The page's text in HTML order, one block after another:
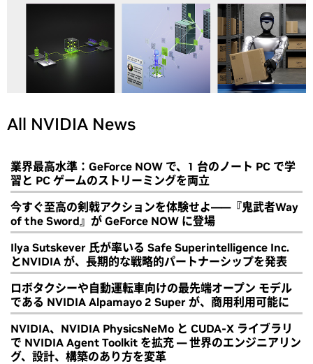
All NVIDIA News
業界最高水準：GeForce NOW で、1 台のノート PC で学
習と PC ゲームのストリーミングを両立
今すぐ至高の剣戟アクションを体験せよ――『鬼武者Way
of the Sword』が GeForce NOW に登場
Ilya Sutskever 氏が率いる Safe Superintelligence Inc.
とNVIDIA が、長期的な戦略的パートナーシップを発表
ロボタクシーや自動運転車向けの最先端オープン モデル
である NVIDIA Alpamayo 2 Super が、商用利用可能に
NVIDIA、NVIDIA PhysicsNeMo と CUDA-X ライブラリ
で NVIDIA Agent Toolkit を拡充 ― 世界のエンジニアリン
グ、設計、構築のあり方を変革